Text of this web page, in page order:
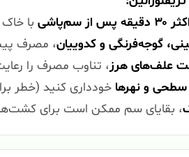
پس از سم‌پاشی
با
گوجه‌فرنگی و کدوییان، مصرف
علف‌های هرز، تناوب مصرف را
و نهرها خودداری کنید (خطر
، بقایای سم ممکن است برای